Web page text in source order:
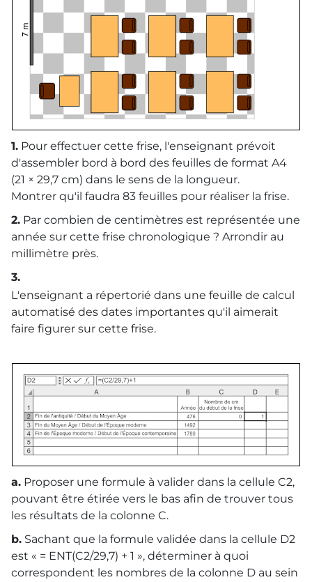
1. Pour effectuer cette frise, l'enseignant prévoit
d'assembler bord à bord des feuilles de format A4
(21 × 29,7 cm) dans le sens de la longueur.
Montrer qu'il faudra 83 feuilles pour réaliser la frise.
2. Par combien de centimètres est représentée une
année sur cette frise chronologique ? Arrondir au
millimètre près.
3.
L'enseignant a répertorié dans une feuille de calcul
automatisé des dates importantes qu'il aimerait
faire figurer sur cette frise.
a. Proposer une formule à valider dans la cellule C2,
pouvant être étirée vers le bas afin de trouver tous
les résultats de la colonne C.
b. Sachant que la formule validée dans la cellule D2
est « = ENT(C2/29,7) + 1 », déterminer à quoi
correspondent les nombres de la colonne D au sein